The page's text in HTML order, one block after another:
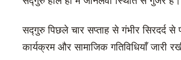
सद्गुरु पिछले चार सप्ताह से गंभीर सिरदर्द से
कार्यक्रम और सामाजिक गतिविधियाँ जारी